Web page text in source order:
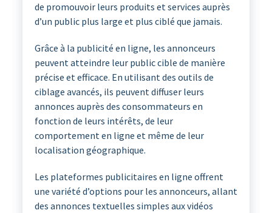
de promouvoir leurs produits et services auprès
d’un public plus large et plus ciblé que jamais.
Grâce à la publicité en ligne, les annonceurs
peuvent atteindre leur public cible de manière
précise et efficace. En utilisant des outils de
ciblage avancés, ils peuvent diffuser leurs
annonces auprès des consommateurs en
fonction de leurs intérêts, de leur
comportement en ligne et même de leur
localisation géographique.
Les plateformes publicitaires en ligne offrent
une variété d’options pour les annonceurs, allant
des annonces textuelles simples aux vidéos